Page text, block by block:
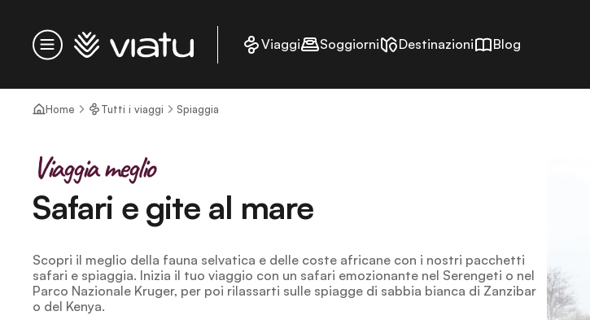
Menu
Homepage Viaggi Soggiorni Destinazioni Blog
Home Tutti i viaggi Spiaggia
Safari e gite al mare
Viaggia meglio
Scopri il meglio della fauna selvatica e delle coste africane con i nostri pacchetti
safari e spiaggia. Inizia il tuo viaggio con un safari emozionante nel Serengeti o nel
Parco Nazionale Kruger, per poi rilassarti sulle spiagge di sabbia bianca di Zanzibar
o del Kenya.